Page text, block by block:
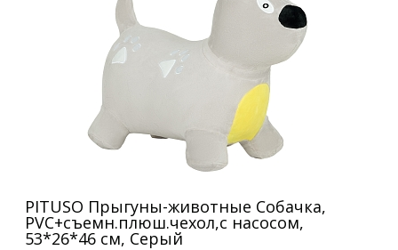
PITUSO Прыгуны-животные Собачка,
PVC+съемн.плюш.чехол,с насосом,
53*26*46 см, Серый